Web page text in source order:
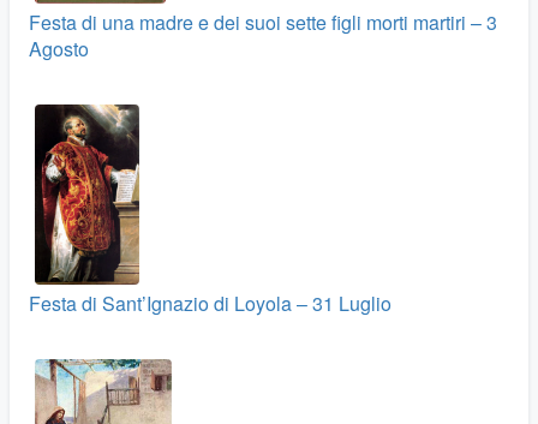
Festa di una madre e dei suoi sette figli morti martiri – 3
Agosto
Festa di Sant’Ignazio di Loyola – 31 Luglio